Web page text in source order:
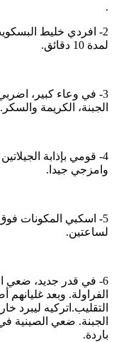
.
2- افردي خليط
لمدة 10 دقائق.
3- في وعاء كبير،
الجبنة، الكريمة والسكر.
4- قومي بإذابة
وامزجي جيدا.
5- اسكبي المكونات
لساعتين.
6- في قدر جديد، ضعي
الفراولة. وبعد
التقليب.اتركيه ليبرد
الجبنة. ضعي الصينية
باردة.